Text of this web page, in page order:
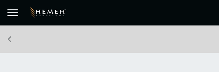
Toggle navigation